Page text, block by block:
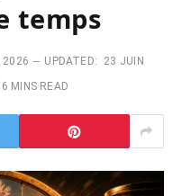
temps
2026 UPDATED:
23 JUIN
6 MINS READ